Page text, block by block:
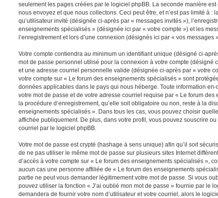
seulement les pages créées par le logiciel phpBB. La seconde manière
nous envoyez et que nous collectons. Ceci peut être, et n’est pas limité à :
qu’utilisateur invité (désignée ci-après par « messages invités »),
enseignements spécialisés » (désignée ici par « votre compte ») et les
l’enregistrement et lors d’une connexion (désignés ici par « vos messages
Votre compte contiendra au minimum un identifiant unique (désigné ci-
mot de passe personnel utilisé pour la connexion à votre compte (désigné
et une adresse courriel personnelle valide (désignée ci-après par « votre
votre compte sur « Le forum des enseignements spécialisés » sont
données applicables dans le pays qui nous héberge. Toute information en-
votre mot de passe et de votre adresse courriel requise par « Le forum
la procédure d’enregistrement, qu’elle soit obligatoire ou non, reste à la
enseignements spécialisés ». Dans tous les cas, vous pouvez choisir
affichée publiquement. De plus, dans votre profil, vous pouvez souscrire
courriel par le logiciel phpBB.
Votre mot de passe est crypté (hashage à sens unique) afin qu’il soit
de ne pas utiliser le même mot de passe sur plusieurs sites Internet
d’accès à votre compte sur « Le forum des enseignements spécialisés »,
aucun cas une personne affiliée de « Le forum des enseignements
partie ne peut vous demander légitimement votre mot de passe. Si vous
pouvez utiliser la fonction « J’ai oublié mon mot de passe » fournie par le
demandera de fournir votre nom d’utilisateur et votre courriel, alors le